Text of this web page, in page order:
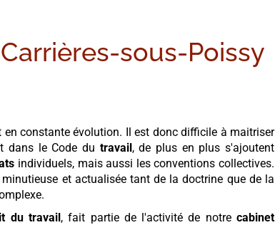
Carrières-sous-Poissy
en constante évolution. Il est donc difficile à maitriser
dans le Code du travail, de plus en plus s'ajoutent
individuels, mais aussi les conventions collectives.
et actualisée tant de la doctrine que de la
du travail, fait partie de l'activité de notrecabinet